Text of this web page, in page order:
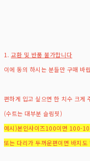
1.교환 및 반품 불가합니다
이에 동의 하시는 분들만 구매 바
편하게 입고 싶으면 한 치수 크게
(수트는 대부분 슬림핏)
예시)본인사이즈100이면 100-
또는 다리가 두꺼운편이면 바지